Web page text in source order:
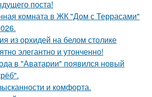
поста!
комната в ЖК "Дом с Террасами"
из орхидей на белом столике
элегантно и утонченно!
в "Аватарии" появился новый
и комфорта.